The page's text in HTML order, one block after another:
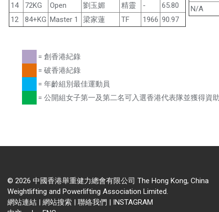
14
72KG Open 劉玉媚 精靈 -
65.80
12
84+KG Master 1 梁家蓮 TF 1966 90.97
N/A
= 創香港紀錄
= 破香港紀錄
= 年齡組別最佳運動員
= 公開組女子第一及第二名可入選香港代表隊並獲得資
© 2026 中國香港舉重健力總會有限公司 The Hong Kong, China
Weightlifting and Powerlifting Association Limited.
網站連結 | 網站搜索 | 聯絡我們 | INSTAGRAM